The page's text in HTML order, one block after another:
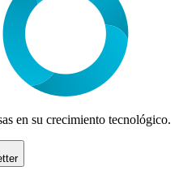
en su crecimiento tecnológico.